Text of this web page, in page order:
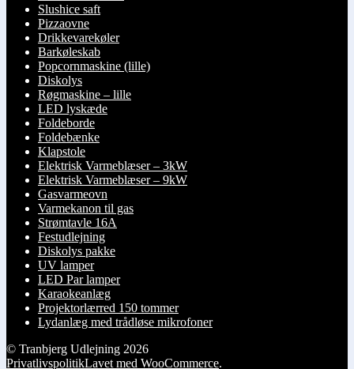
Slushice saft
Pizzaovne
Drikkevarekøler
Barkøleskab
Popcornmaskine (lille)
Diskolys
Røgmaskine – lille
LED lyskæde
Foldeborde
Foldebænke
Klapstole
Elektrisk Varmeblæser – 3kW
Elektrisk Varmeblæser – 9kW
Gasvarmeovn
Varmekanon til gas
Strømtavle 16A
Festudlejning
Diskolys pakke
UV lamper
LED Par lamper
Karaokeanlæg
Projektorlærred 150 tommer
Lydanlæg med trådløse mikrofoner
© Tranbjerg Udlejning 2026
PrivatlivspolitikLavet med WooCommerce.